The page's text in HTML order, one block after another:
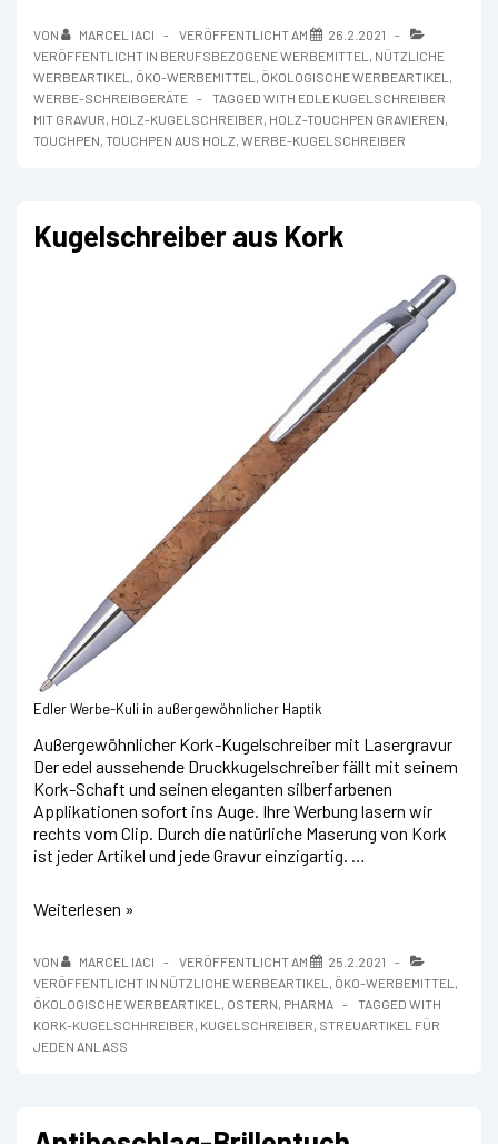
Touchfunktion
VON MARCEL IACI VERÖFFENTLICHT AM
26.2.2021
VERÖFFENTLICHT IN BERUFSBEZOGENE WERBEMITTEL
NÜTZLICHE
WERBEARTIKEL
ÖKO-WERBEMITTEL ÖKOLOGISCHE WERBEARTIKEL
WERBE-SCHREIBGERÄTE
TAGGED WITH EDLE KUGELSCHREIBER
MIT GRAVUR HOLZ-KUGELSCHREIBER HOLZ-TOUCHPEN GRAVIEREN
TOUCHPEN TOUCHPEN AUS HOLZ WERBE-KUGELSCHREIBER
Kugelschreiber aus Kork
Edler Werbe-Kuli in außergewöhnlicher Haptik
Außergewöhnlicher Kork-Kugelschreiber mit Lasergravur
Der edel aussehende Druckkugelschreiber fällt mit seinem
Kork-Schaft und seinen eleganten silberfarbenen
Applikationen sofort ins Auge. Ihre Werbung lasern wir
rechts vom Clip. Durch die natürliche Maserung von Kork
ist jeder Artikel und jede Gravur einzigartig. …
Kugelschreiber
Kork
Weiterlesen »
VON MARCEL IACI VERÖFFENTLICHT AM
25.2.2021
VERÖFFENTLICHT IN NÜTZLICHE WERBEARTIKEL , ÖKO-WERBEMITTEL ,
ÖKOLOGISCHE WERBEARTIKEL , OSTERN, PHARMA
TAGGED WITH
KORK-KUGELSCHHREIBER, KUGELSCHREIBER, STREUARTIKEL FÜR
JEDEN ANLASS